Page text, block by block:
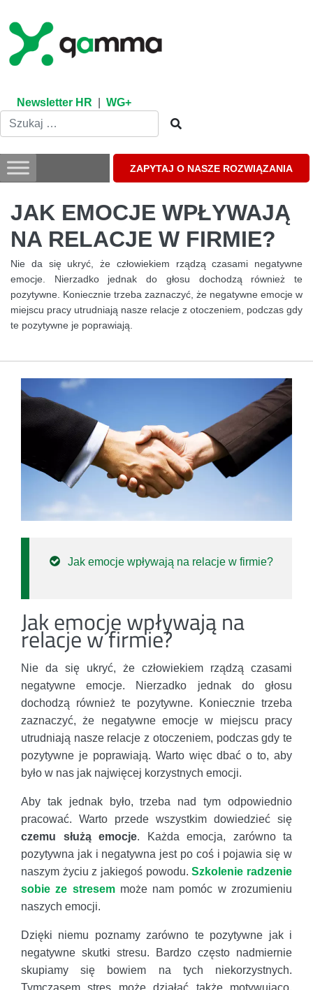
content
Newsletter HR WG+
ZAPYTAJ O NASZE ROZWIĄZANIA
JAK EMOCJE WPŁYWAJĄ
NA RELACJE W FIRMIE?
Nie da się ukryć, że człowiekiem rządzą czasami negatywne
emocje. Nierzadko jednak do głosu dochodzą również te
pozytywne. Koniecznie trzeba zaznaczyć, że negatywne emocje w
miejscu pracy utrudniają nasze relacje z otoczeniem, podczas gdy
te pozytywne je poprawiają.
Jak emocje wpływają na relacje w firmie?
Jak emocje wpływają na
relacje w firmie?
Nie da się ukryć, że człowiekiem rządzą czasami
negatywne emocje. Nierzadko jednak do głosu
dochodzą również te pozytywne. Koniecznie trzeba
zaznaczyć, że negatywne emocje w miejscu pracy
utrudniają nasze relacje z otoczeniem, podczas gdy te
pozytywne je poprawiają. Warto więc dbać o to, aby
było w nas jak najwięcej korzystnych emocji.
Aby tak jednak było, trzeba nad tym odpowiednio
pracować. Warto przede wszystkim dowiedzieć się
czemu służą emocje. Każda emocja, zarówno ta
pozytywna jak i negatywna jest po coś i pojawia się w
naszym życiu z jakiegoś powodu.Szkolenie radzenie
sobie ze stresemmoże nam pomóc w zrozumieniu
naszych emocji.
Dzięki niemu poznamy zarówno te pozytywne jak i
negatywne skutki stresu. Bardzo często nadmiernie
skupiamy się bowiem na tych niekorzystnych.